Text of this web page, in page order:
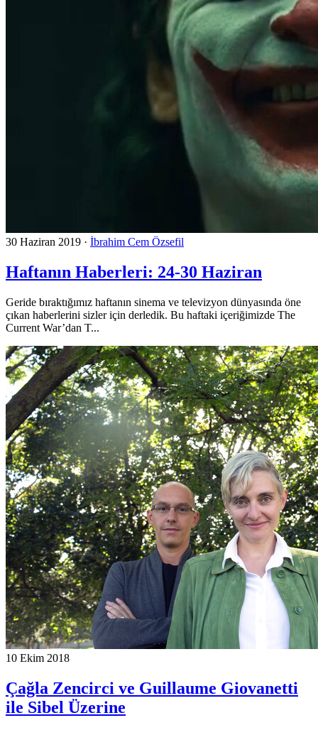
30 Haziran 2019 · İbrahim Cem Özsefil
Haftanın Haberleri: 24-30 Haziran
Geride bıraktığımız haftanın sinema ve televizyon dünyasında öne
çıkan haberlerini sizler için derledik. Bu haftaki içeriğimizde The
Current War’dan T...
10 Ekim 2018
Çağla Zencirci ve Guillaume Giovanetti
ile Sibel Üzerine